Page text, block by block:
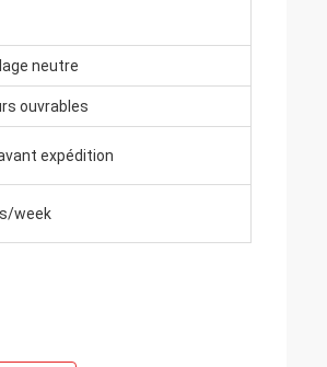
neutre
ouvrables
expédition
week